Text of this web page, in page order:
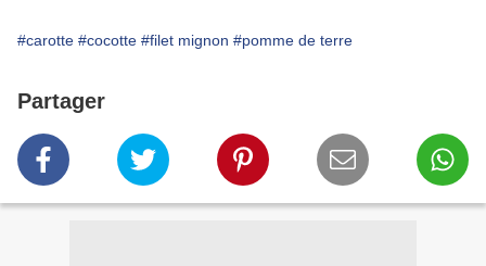
#carotte #cocotte #filet mignon #pomme de terre
Partager